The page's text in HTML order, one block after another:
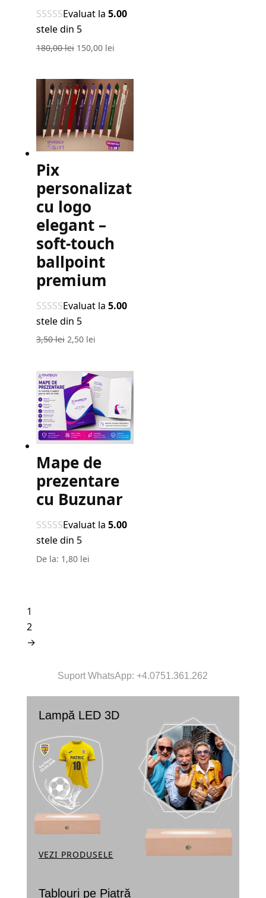
Evaluat la 5.00
stele din 5
180,00lei Prețul
a
fost:
180,00 lei.
150,00 leiPrețul
este:
150,00 lei.
Pix
personalizat
cu logo
elegant –
soft-touch
ballpoint
premium
Evaluat la 5.00
stele din 5
3,50lei Prețul
a
fost:
3,50 lei.
2,50 leiPrețul
este:
2,50 lei.
Mape de
prezentare
cu Buzunar
Evaluat la 5.00
stele din 5
De la: 1,80 lei
1
2
→
Suport WhatsApp: +4.0751.361.262
Lampă LED 3D
VEZI PRODUSELE
Tablouri pe Piatră